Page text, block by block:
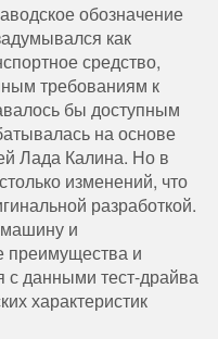
обозначение
как
средство,
требованиям к
бы доступным
на основе
Лада Калина. Но в
изменений, что
разработкой.
машину и
преимущества и
с данными тест-драйва
характеристик